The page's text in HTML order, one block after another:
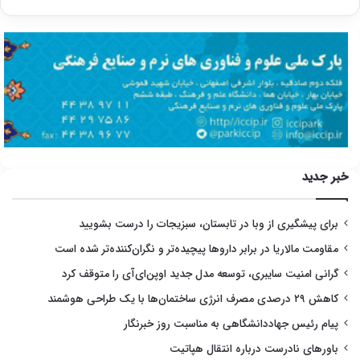
خبر جدید
برای پیشگیری از وبا در تابستان، سبزیجات را درست بشویید
مقاومت مالاریا در برابر داروها پیچیده‌تر و نگران‌کننده‌تر شده است
گرانی امنیت سایبری، توسعه مدل جدید اوپن‌ای‌آی را متوقف کرد
کاهش ۲۹ درصدی مصرف انرژی ساختمان‌ها با یک طراحی هوشمند
پیام رئیس جهاددانشگاهی به مناسبت روز خبرنگار
باورهای نادرست درباره انتقال هپاتیت